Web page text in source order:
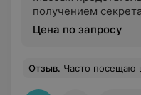
получением
Цена по запросу
Отзыв. Часто посещаю центр Профимед в Лиде, грамотные